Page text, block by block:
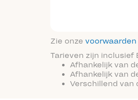
Zie onze
Tarieven zijn inclusief
Afhankelijk van
Afhankelijk van
Verschillend van